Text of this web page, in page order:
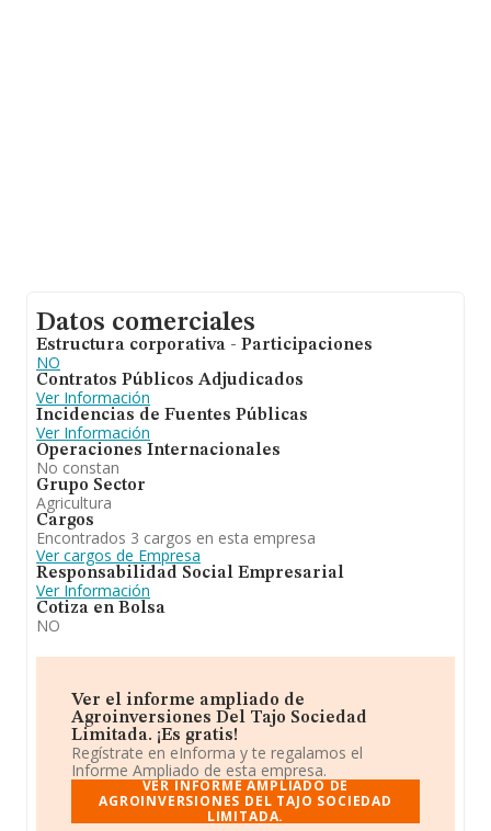
Datos comerciales
Estructura corporativa - Participaciones
NO
Contratos Públicos Adjudicados
Ver Información
Incidencias de Fuentes Públicas
Ver Información
Operaciones Internacionales
No constan
Grupo Sector
Agricultura
Cargos
Encontrados 3 cargos en esta empresa
Ver cargos de Empresa
Responsabilidad Social Empresarial
Ver Información
Cotiza en Bolsa
NO
Ver el informe ampliado de
Agroinversiones Del Tajo Sociedad
Limitada. ¡Es gratis!
Regístrate en eInforma y te regalamos el
Informe Ampliado de esta empresa.
VER INFORME AMPLIADO DE
AGROINVERSIONES DEL TAJO SOCIEDAD
LIMITADA.